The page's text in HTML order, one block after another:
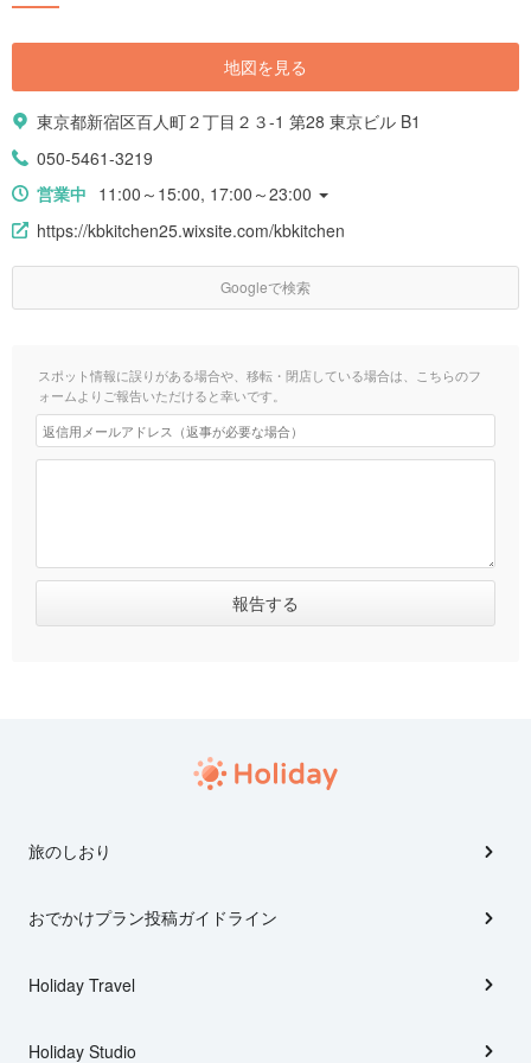
地図を見る
東京都新宿区百人町２丁目２３-1 第28 東京ビル B1
050-5461-3219
営業中 11:00～15:00, 17:00～23:00
https://kbkitchen25.wixsite.com/kbkitchen
Googleで検索
スポット情報に誤りがある場合や、移転・閉店している場合は、こちらのフ
ォームよりご報告いただけると幸いです。
旅のしおり
おでかけプラン投稿ガイドライン
Holiday Travel
Holiday Studio